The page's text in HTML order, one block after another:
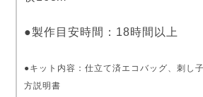
●製作目安時間：18時間以上
●キット内容：仕立て済エコバッグ、刺し
方説明書